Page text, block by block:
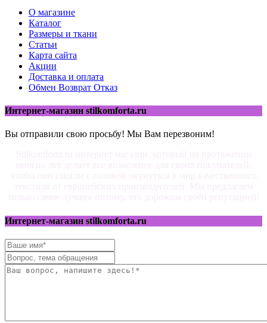
О магазине
Каталог
Размеры и ткани
Статьи
Карта сайта
Акции
Доставка и оплата
Обмен Возврат Отказ
Интернет-магазин stilkomforta.ru
Вы отправили свою просьбу! Мы Вам перезвоним!
Интернет-магазин stilkomforta.ru